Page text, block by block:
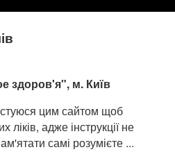
здоров'я", м. Київ
цим сайтом щоб
ліків, адже інструкції не
самі розумієте ...